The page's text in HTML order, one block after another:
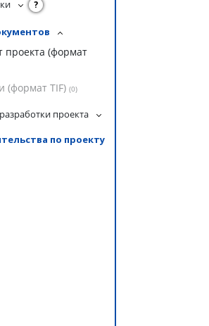
?
проекта (формат
(формат TIF) (0)
проекта
по проекту